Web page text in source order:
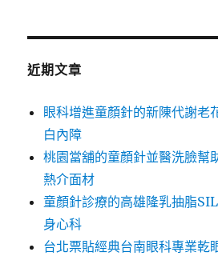
鍵
近期文章
眼科增進童顏針的新陳代謝老
白內障
桃園當舖的童顏針並醫洗臉幫
熱介面材
童顏針診療的高雄隆乳抽脂
身心科
台北票貼經典台南眼科專業乾